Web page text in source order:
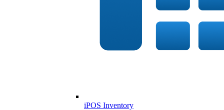
iPOS Inventory